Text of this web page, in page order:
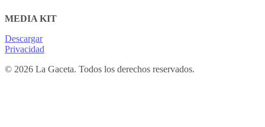
MEDIA KIT
Descargar
Privacidad
© 2026 La Gaceta. Todos los derechos reservados.